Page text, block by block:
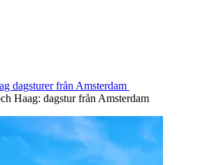
dagsturer från Amsterdam
Haag: dagstur från Amsterdam